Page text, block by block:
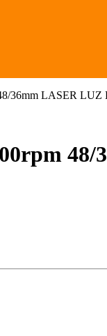
36mm LASER LUZ
48/